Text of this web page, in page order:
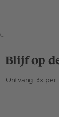
Blijf op
Ontvang 3x per